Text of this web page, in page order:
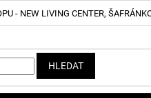
- NEW LIVING CENTER,
HLEDAT